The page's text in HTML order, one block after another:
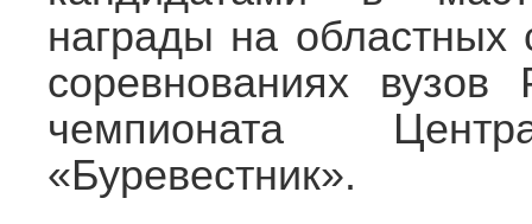
награды на областных
соревнованиях
чемпионата
«Буревестник».